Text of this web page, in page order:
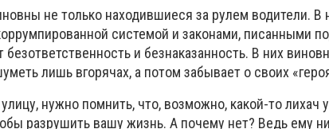
не только находившиеся за рулем водители. В
системой и законами, писанными
безответственность и безнаказанность. В них
лишь вгорячах, а потом забывает о своих
нужно помнить, что, возможно, какой-то лихач
разрушить вашу жизнь. А почему нет? Ведь ему